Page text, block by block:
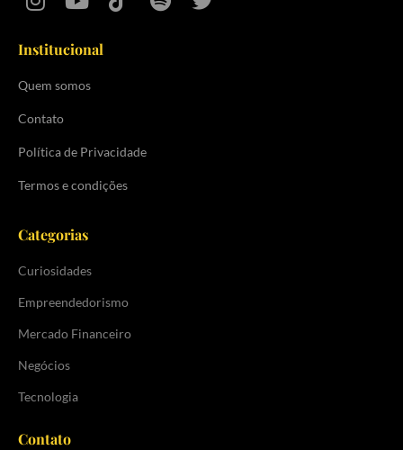
Institucional
Quem somos
Contato
Política de Privacidade
Termos e condições
Categorias
Curiosidades
Empreendedorismo
Mercado Financeiro
Negócios
Tecnologia
Contato